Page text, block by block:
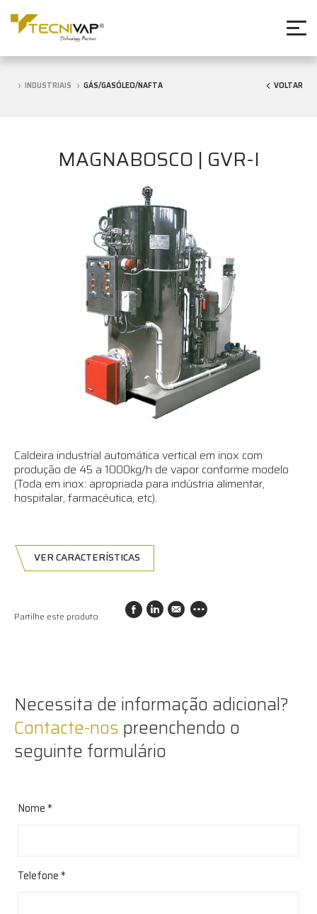
INDUSTRIAIS GÁS/GASÓLEO/NAFTA VOLTAR
MAGNABOSCO | GVR-I
Caldeira industrial automática vertical em inox com
produção de 45 a 1000kg/h de vapor conforme modelo
(Toda em inox: apropriada para indústria alimentar,
hospitalar, farmacéutica, etc).
VER CARACTERÍSTICAS
Partilhe este produto
Necessita de informação adicional?
Contacte-nos preenchendo o
seguinte formulário
Nome *
Telefone *